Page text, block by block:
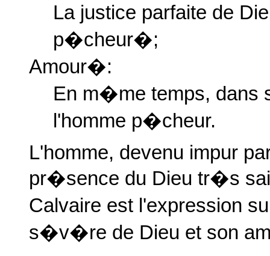
La justice parfaite de
p�cheur�;
Amour�:
En m�me temps, dans
l'homme p�cheur.
L'homme, devenu impur
pr�sence du Dieu tr�s
Calvaire est l'expression
s�v�re de Dieu et son